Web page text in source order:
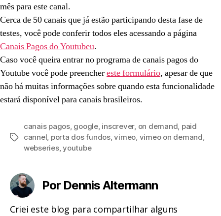
mês para este canal.
Cerca de 50 canais que já estão participando desta fase de
testes, você pode conferir todos eles acessando a página
Canais Pagos do Youtubeu.
Caso você queira entrar no programa de canais pagos do
Youtube você pode preenchereste formulário, apesar de que
não há muitas informações sobre quando esta funcionalidade
estará disponível para canais brasileiros.
Tags
canais pagos, google, inscrever, on demand, paid
cannel, porta dos fundos,vimeo, vimeo on demand,
webseries,youtube
Por Dennis Altermann
Criei este blog para compartilhar alguns